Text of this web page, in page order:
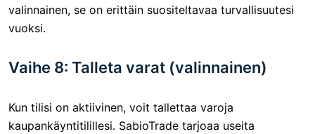
valinnainen, se on erittäin suositeltavaa turvallisuutesi
vuoksi.
Vaihe 8: Talleta varat (valinnainen)
Kun tilisi on aktiivinen, voit tallettaa varoja
kaupankäyntitilillesi. SabioTrade tarjoaa useita